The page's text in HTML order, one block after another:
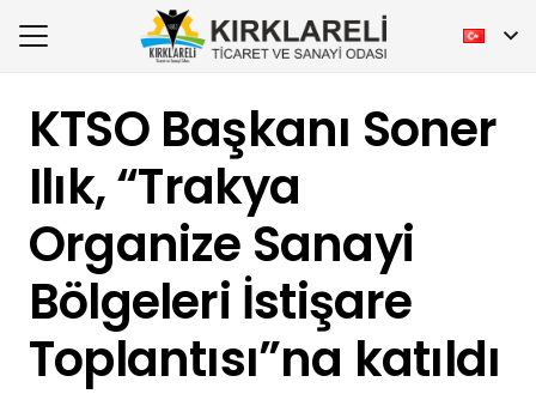
KTSO Başkanı Soner
Ilık, “Trakya
Organize Sanayi
Bölgeleri İstişare
Toplantısı”na katıldı